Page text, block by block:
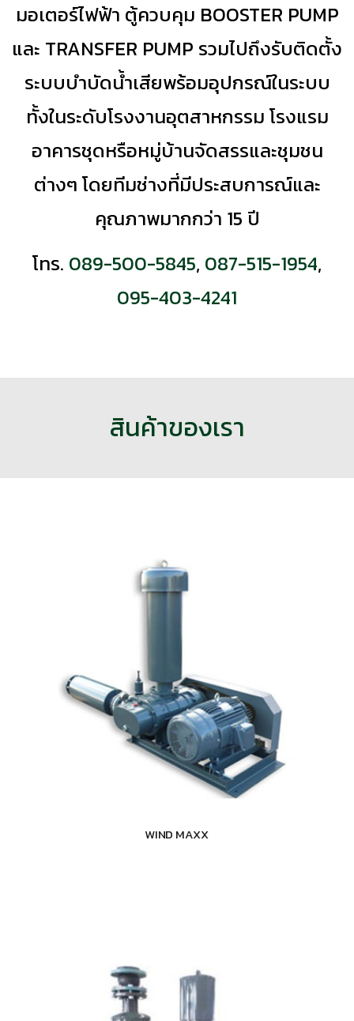
มอเตอร์ไฟฟ้า ตู้ควบคุม BOOSTER PUMP
และ TRANSFER PUMP รวมไปถึงรับติดตั้ง
ระบบบำบัดน้ำเสียพร้อมอุปกรณ์ในระบบ
ทั้งในระดับโรงงานอุตสาหกรรม โรงแรม
อาคารชุดหรือหมู่บ้านจัดสรรและชุมชน
ต่างๆ โดยทีมช่างที่มีประสบการณ์และ
คุณภาพมากกว่า 15 ปี
โทร. 089-500-5845, 087-515-1954,
095-403-4241
สินค้าของเรา
WIND MAXX